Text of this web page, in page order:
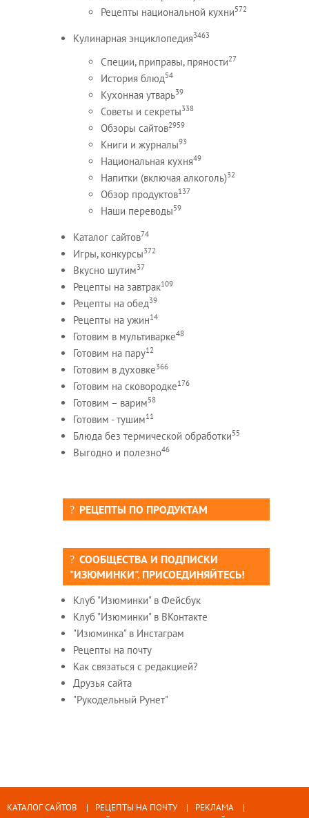
Рецепты национальной кухни572
Кулинарная энциклопедия3463
Специи, приправы, пряности27
История блюд54
Кухонная утварь39
Советы и секреты338
Обзоры сайтов2959
Книги и журналы93
Национальная кухня49
Напитки (включая алкоголь)32
Обзор продуктов137
Наши переводы59
Каталог сайтов74
Игры, конкурсы372
Вкусно шутим37
Рецепты на завтрак109
Рецепты на обед39
Рецепты на ужин14
Готовим в мультиварке48
Готовим на пару12
Готовим в духовке366
Готовим на сковородке176
Готовим – варим58
Готовим - тушим11
Блюда без термической обработки55
Выгодно и полезно46
РЕЦЕПТЫ ПО ПРОДУКТАМ
СООБЩЕСТВА И ПОДПИСКИ
"ИЗЮМИНКИ". ПРИСОЕДИНЯЙТЕСЬ!
Клуб "Изюминки" в Фейсбук
Клуб "Изюминки" в ВКонтакте
"Изюминка" в Инстаграм
Рецепты на почту
Как связаться с редакцией?
Друзья сайта
"Рукодельный Рунет"
КАТАЛОГ САЙТОВ РЕЦЕПТЫ НА ПОЧТУ
РЕКЛАМА